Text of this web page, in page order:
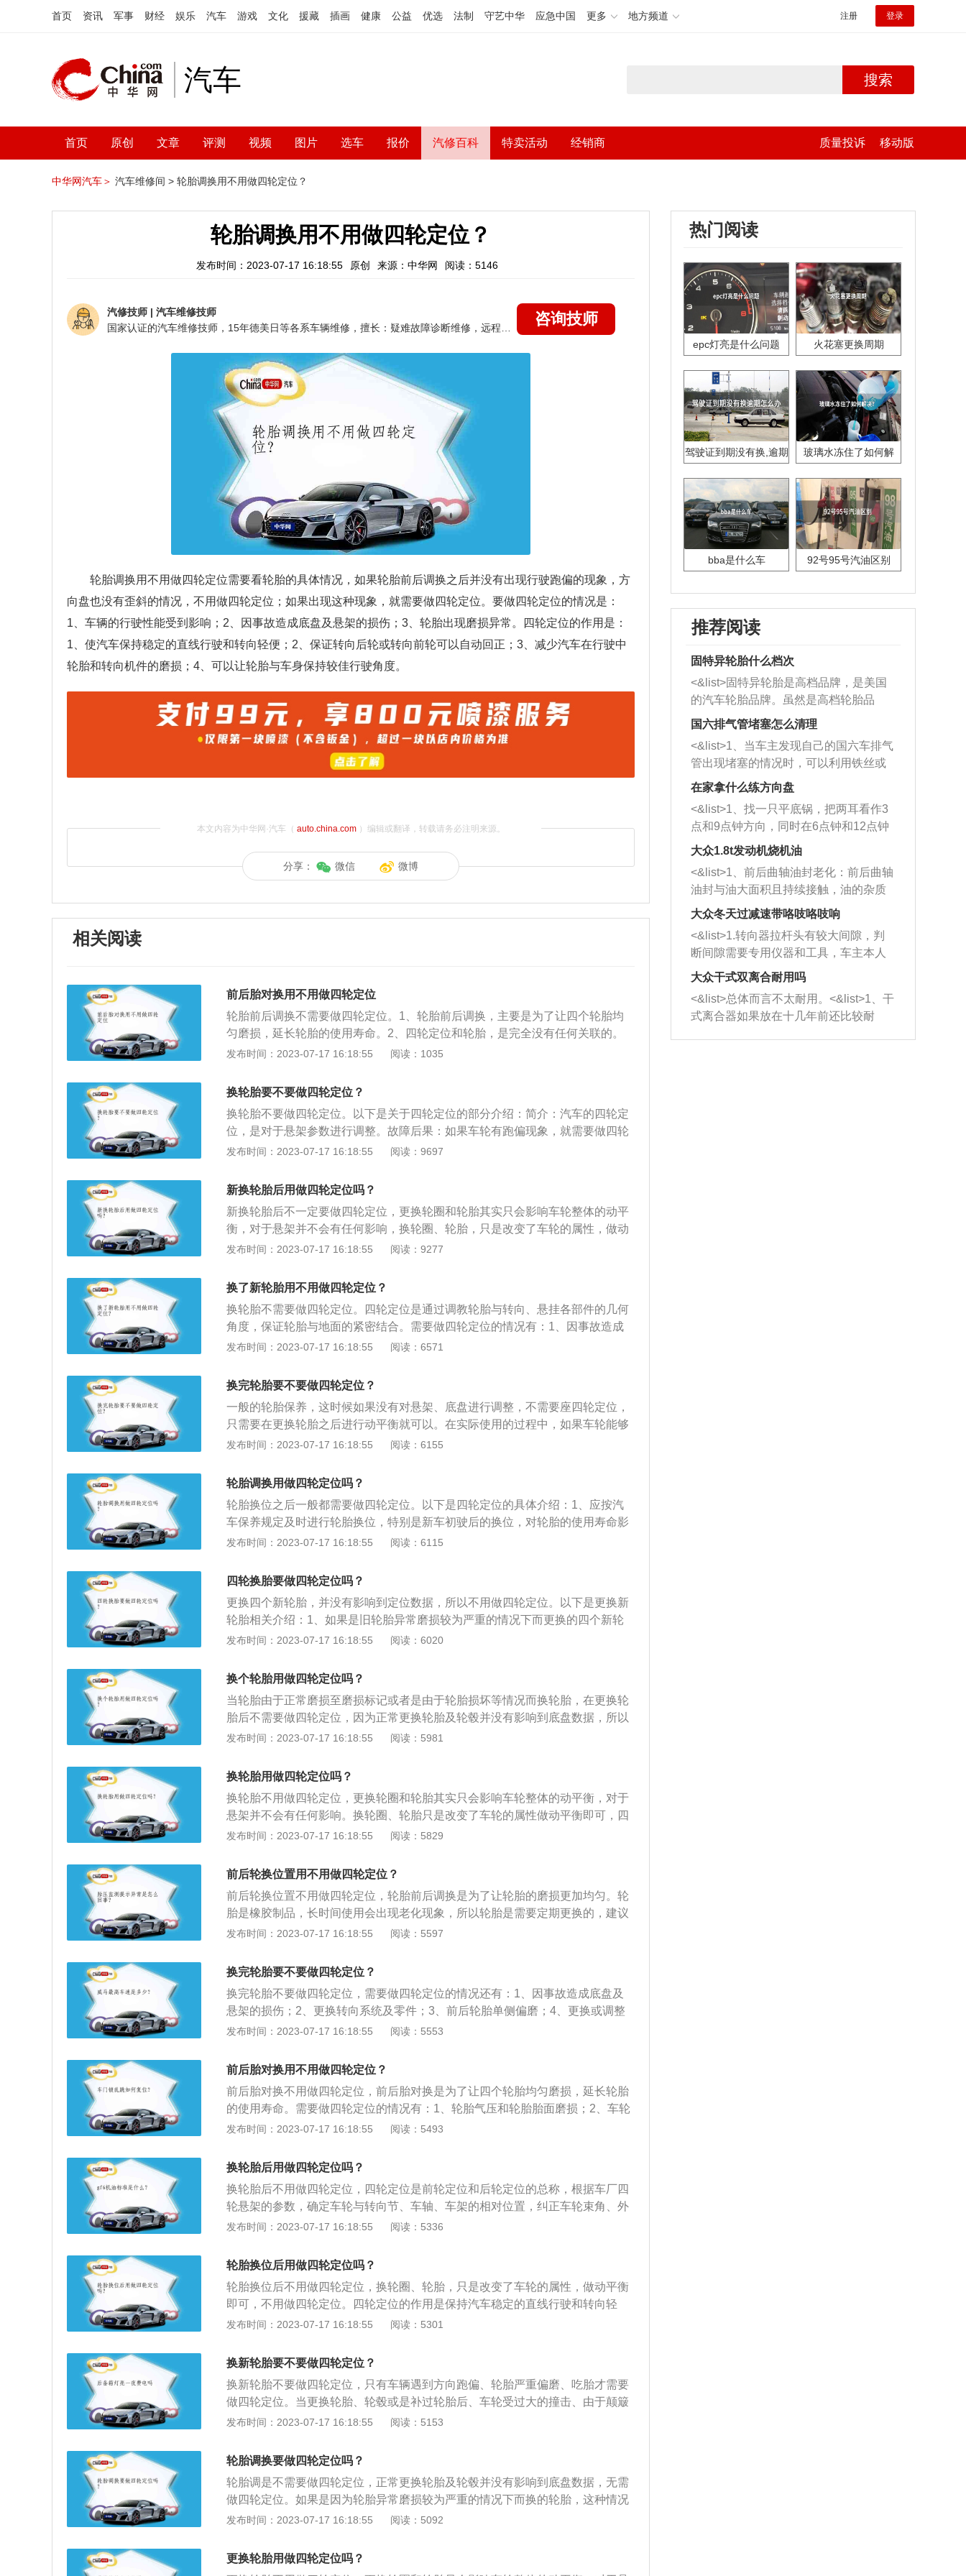
首页 资讯 军事 财经 娱乐 汽车 游戏 文化 援藏 插画 健康 公益 优选 法制 守艺中华 应急中国 更多 地方频道 注册 登录
汽车 搜索
首页 原创 文章 评测 视频 图片 选车 报价 汽修百科 特卖活动 经销商 质量投诉 移动版
中华网汽车＞ 汽车维修间 > 轮胎调换用不用做四轮定位？
轮胎调换用不用做四轮定位？
发布时间：2023-07-17 16:18:55 原创 来源：中华网 阅读：5146
汽修技师 | 汽车维修技师
咨询技师
轮胎调换用不用做四轮定位需要看轮胎的具体情况，如果轮胎前后调换之后并没有出现行驶跑偏的现象，方
向盘也没有歪斜的情况，不用做四轮定位；如果出现这种现象，就需要做四轮定位。要做四轮定位的情况是：
1、车辆的行驶性能受到影响；2、因事故造成底盘及悬架的损伤；3、轮胎出现磨损异常。四轮定位的作用是：
1、使汽车保持稳定的直线行驶和转向轻便；2、保证转向后轮或转向前轮可以自动回正；3、减少汽车在行驶中
轮胎和转向机件的磨损；4、可以让轮胎与车身保持较佳行驶角度。
本文内容为中华网·汽车（ auto.china.com）编辑或翻译，转载请务必注明来源。
分享： 微信 微博
相关阅读
前后胎对换用不用做四轮定位
轮胎前后调换不需要做四轮定位。1、轮胎前后调换，主要是为了让四个轮胎均
匀磨损，延长轮胎的使用寿命。2、四轮定位和轮胎，是完全没有任何关联的。
四轮动平衡倒是和轮胎有一定的关系。3、汽车的四轮定位，对于悬架参数进行
造成底盘及悬架的损伤，更换转向系统及零件后，直行时汽车向左或向右跑偏。
5、正常情况下，轮胎前后调换需要做四轮动平衡。而汽车的四轮动平衡，则主
要是为了保证车轮在绕轴旋转时能有一个平衡的状态。6、车轮在出厂时，由于
各种客观因素(做工，材料等)，各部位可能不是一样重的，所以车轮需要做动平
衡。7、轮胎前后调换的时候，尽量是X型对调，不要H型对调。也就是左前换右
发布时间：2023-07-17 16:18:55 阅读：1035
换轮胎要不要做四轮定位？
换轮胎不要做四轮定位。以下是关于四轮定位的部分介绍：简介：汽车的四轮定
位，是对于悬架参数进行调整。故障后果：如果车轮有跑偏现象，就需要做四轮
定位。不然在驾驶中转弯时就会受阻，是一个非常大的安全隐患。判断方法：第
明需要做四轮定位。第二个方法就是看看四个轮胎的磨损程度是不是一样。尤其
是前轮，如果出现一边磨损厉害，一边磨损不厉害，就需要做四轮定位。
发布时间：2023-07-17 16:18:55 阅读：9697
新换轮胎后用做四轮定位吗？
新换轮胎后不一定要做四轮定位，更换轮圈和轮胎其实只会影响车轮整体的动平
衡，对于悬架并不会有任何影响，换轮圈、轮胎，只是改变了车轮的属性，做动
平衡即可，而四轮定位则是悬架的属性，只要尺寸保持一致，就不用做四轮定
差、方向盘不正、啃胎严重等现象，动平衡又正常，就有可能是车的定位角度不
准确造成的，需要考虑做四轮定位。
发布时间：2023-07-17 16:18:55 阅读：9277
换了新轮胎用不用做四轮定位？
换轮胎不需要做四轮定位。四轮定位是通过调教轮胎与转向、悬挂各部件的几何
角度，保证轮胎与地面的紧密结合。需要做四轮定位的情况有：1、因事故造成
底盘及悬架的损伤。2、更换转向系统及零件。3、前后轮胎单侧偏磨。4、更换
保持直行时转向盘正直，维持直线行车。4、转向后转向盘自动归正、增加驾驶
控制感、减少燃烧消耗、减低悬挂部件耗损。
发布时间：2023-07-17 16:18:55 阅读：6571
换完轮胎要不要做四轮定位？
一般的轮胎保养，这时候如果没有对悬架、底盘进行调整，不需要座四轮定位，
只需要在更换轮胎之后进行动平衡就可以。在实际使用的过程中，如果车轮能够
正常行驶不会跑偏，同时方向盘也能够正常回位，一般都不需要进行四轮定位。
减少汽车在行驶中轮胎和转向机件的磨损。2.一般情况下，汽车的四轮定位参数
不会轻易改变，只有当汽车的车桥以及悬架系统的零件曾经被拆装，或汽车因事
故造成底盘及悬架的损伤，或者长时间行驶在非铺装路面导致悬架零部件变形等
情况时，才需要做四轮定位。3.主要的作用是通过调整括前轮前束、前轮外倾
角、后轮前束、主销内倾角等定位，确保车辆良好的可靠性和安全性。
发布时间：2023-07-17 16:18:55 阅读：6155
轮胎调换用做四轮定位吗？
轮胎换位之后一般都需要做四轮定位。以下是四轮定位的具体介绍：1、应按汽
车保养规定及时进行轮胎换位，特别是新车初驶后的换位，对轮胎的使用寿命影
响很大。因此为延长轮胎的使用寿命，应按汽车规定及时进行轮胎换位。2、四
一定的可靠性。3、轿车的转向车轮、转向节和前轴三者之间的安装具有一定的
相对位置，这种具有一定相对位置的安装叫做转向车轮定位，也称前轮定位。前
轮定位包括主销后倾(角)、主销内倾(角)、前轮外倾(角)和前轮前束四个内容。这
是对两个转向前轮而言，对两个后轮来说也同样存在与后轴之间安装的相对位
置，称后轮定位。后轮定位包括车轮外倾(角)和逐个后轮前束。这样前轮定位和
发布时间：2023-07-17 16:18:55 阅读：6115
四轮换胎要做四轮定位吗？
更换四个新轮胎，并没有影响到定位数据，所以不用做四轮定位。以下是更换新
轮胎相关介绍：1、如果是旧轮胎异常磨损较为严重的情况下而更换的四个新轮
胎，这会影响到四轮定位的数据，所以需要做四轮定位。2、四轮定位主要调整
持直线稳定性，转向回正；而调整主销内倾，也是维持稳定性，转向回正；而调
整车轮外倾，则是增大轮胎的接触面，抵消不良影响；调整前束，就是抵消车轮
外倾或者内倾所造成的不良影响。
发布时间：2023-07-17 16:18:55 阅读：6020
换个轮胎用做四轮定位吗？
当轮胎由于正常磨损至磨损标记或者是由于轮胎损坏等情况而换轮胎，在更换轮
胎后不需要做四轮定位，因为正常更换轮胎及轮毂并没有影响到底盘数据，所以
无需做四轮定位；如果是因为轮胎异常磨损较为严重的情况下而换的轮胎，这种
行时方向盘不正。2、车辆转向时，方向盘太重或无法自动回正。3、直行时需紧
握方向盘。
发布时间：2023-07-17 16:18:55 阅读：5981
换轮胎用做四轮定位吗？
换轮胎不用做四轮定位，更换轮圈和轮胎其实只会影响车轮整体的动平衡，对于
悬架并不会有任何影响。换轮圈、轮胎只是改变了车轮的属性做动平衡即可，四
轮定位指的是悬架的属性，无论换轮胎还是轮圈只要尺寸保持一致就不用做四轮
地面的紧密结合，是一种维修手段，没有出现下面的情况，没有必要定期做四轮
定位：1、更换或维修过减震、转向等系统；2、车辆发生过碰撞事故，或者出现
跑偏、转向精度变差、方向盘不正、啃胎严重等。
发布时间：2023-07-17 16:18:55 阅读：5829
前后轮换位置用不用做四轮定位？
前后轮换位置不用做四轮定位，轮胎前后调换是为了让轮胎的磨损更加均匀。轮
胎是橡胶制品，长时间使用会出现老化现象，所以轮胎是需要定期更换的，建议
车主每隔四年更换一次。四轮定位是以车辆的四轮参数为依据，通过调整以确保
直接与路面接触，和汽车悬架共同来缓和汽车行驶时所受到的冲击，保证汽车有
良好的乘坐舒适性和行驶平顺性。
发布时间：2023-07-17 16:18:55 阅读：5597
换完轮胎要不要做四轮定位？
换完轮胎不要做四轮定位，需要做四轮定位的情况还有：1、因事故造成底盘及
悬架的损伤；2、更换转向系统及零件；3、前后轮胎单侧偏磨；4、更换或调整
悬挂系统。做四轮定位的操作步骤是：1、连接电源开机；2、车轮挂标靶，标靶
正确，不正确继续调整标靶；5、点击测量，按提示操作得出测量数据；6、将总
前速车辆数据调至绿色标准范围即可。
发布时间：2023-07-17 16:18:55 阅读：5553
前后胎对换用不用做四轮定位？
前后胎对换不用做四轮定位，前后胎对换是为了让四个轮胎均匀磨损，延长轮胎
的使用寿命。需要做四轮定位的情况有：1、轮胎气压和轮胎胎面磨损；2、车轮
震动；3、车辆跑偏；4、更换轮胎；5、车辆方向盘重。换轮胎的方法是：1、将
千斤顶并且在支架末端套上摇手，以顺时针方向旋转摇手，用千斤顶将车胎升至
离开地面；3、拆除螺丝，取下轮胎进行更换即可。
发布时间：2023-07-17 16:18:55 阅读：5493
换轮胎后用做四轮定位吗？
换轮胎后不用做四轮定位，四轮定位是前轮定位和后轮定位的总称，根据车厂四
轮悬架的参数，确定车轮与转向节、车轴、车架的相对位置，纠正车轮束角、外
倾角的偏差，确保车辆行驶的稳定性，减少轮胎与各部位之间的磨损。需要做四
3、轮胎发生磨损异常；4、车桥及悬架的部件被拆下过。轮胎是汽车的重要部件
之一，其直接与路面接触，和汽车悬架共同来缓和汽车行驶时所受到的冲击。
发布时间：2023-07-17 16:18:55 阅读：5336
轮胎换位后用做四轮定位吗？
轮胎换位后不用做四轮定位，换轮圈、轮胎，只是改变了车轮的属性，做动平衡
即可，不用做四轮定位。四轮定位的作用是保持汽车稳定的直线行驶和转向轻
便，保证转向后转向轮可以自动回正，减少汽车在行驶中轮胎和转向机件的磨
和前轴三者之间具有一定的相对位置的安装，包括主销后倾、主销内倾、前轮外
倾和前轮前束四个内容；后轮定位是指两个后车轮与后轴之间具有一定相对位置
的安装，包括车轮外倾、后轮前束和推力角。
发布时间：2023-07-17 16:18:55 阅读：5301
换新轮胎要不要做四轮定位？
换新轮胎不要做四轮定位，只有车辆遇到方向跑偏、轮胎严重偏磨、吃胎才需要
做四轮定位。当更换轮胎、轮毂或是补过轮胎后、车轮受过大的撞击、由于颠簸
导致平衡块丢失等，需要对车轮做动平衡。四轮定位和保养不同，是一种维修手
依据，通过调整其主销后倾角、主销内倾角、前轮外倾角、前轮前束、后轮前束
等，使汽车四个轮胎达到一个相对平衡的状态，提高汽车在行驶中的稳定性。
发布时间：2023-07-17 16:18:55 阅读：5153
轮胎调换要做四轮定位吗？
轮胎调是不需要做四轮定位，正常更换轮胎及轮毂并没有影响到底盘数据，无需
做四轮定位。如果是因为轮胎异常磨损较为严重的情况下而换的轮胎，这种情况
影响到了底盘数据，是需要做四轮定位的。四轮定位建议去4S店做，做四轮定位
专业，数据更准确。做四轮定位需要调整大量数据，悬挂参数包括外倾角、后倾
角、前束角、主销倾角等，这些既考验操作人员的专业技术水平也与仪器设备有
发布时间：2023-07-17 16:18:55 阅读：5092
更换轮胎用做四轮定位吗？
热门阅读
epc灯亮是什么问题 火花塞更换周期
驾驶证到期没有换,逾期
玻璃水冻住了如何解
bba是什么车 92号95号汽油区别
推荐阅读
固特异轮胎什么档次
<&list>固特异轮胎是高档品牌，是美国
的汽车轮胎品牌。虽然是高档轮胎品
牌，但是中高低端的轮胎都有生产，这
也是为了更好的开拓市场。
国六排气管堵塞怎么清理
<&list>1、当车主发现自己的国六车排气
管出现堵塞的情况时，可以利用铁丝或
者是细棍，直接将杂物给取出来，如果
堵塞情况比较严重，也可以采取应急措
施。 <&list>2、直接利用木棍将所有的
杂物推到排气管里面的位置处，然后将
三元催化器拆解开，就可以将堵塞的东
西取出来。但如果是因为积碳过多引起
的堵塞，就需要将三元催化器泡在草酸
洗剂对堵塞的情况得到解决，将清洗剂
放在燃油箱中，与燃油混合后，车辆启
动时，就可以和汽油一起进入到燃烧
室，最后形成废气排出，就可以让三元
催化器得到清洗，排气管堵塞的情况就
能够得到解决。
在家拿什么练方向盘
<&list>1、找一只平底锅，把两耳看作3
点和9点钟方向，同时在6点钟和12点钟
方向做一个标记。 <&list>2、双手握住
一圈半的练习，往右同样也要打相同的
圈数。 <&list>3、最后强调要反复练
习，这样就可以形成肌肉记忆，在真实
驾驶车辆时，不需要记忆也能打好方
向。
大众1.8t发动机烧机油
<&list>1、前后曲轴油封老化：前后曲轴
油封与油大面积且持续接触，油的杂质
和发动机内持续温度变化使其密封效果
逐渐减弱，导致渗油或漏油。<&list>2、
活塞间隙过大：积碳会使活塞环与缸体
的间隙扩大，导致机油流入燃烧室中，
造成烧机油。<&list>3、机油粘度。使用
机油粘度过小的话，同样会有烧机油现
象，机油粘度过小具有很好的流动性，
大众冬天过减速带咯吱咯吱响
<&list>1.转向器拉杆头有较大间隙，判
断间隙需要专用仪器和工具，车主本人
无法制作，需要将车辆送到修理厂或4s
店；<&list>2.车辆半轴套管防尘罩破
裂，破裂后会出现漏油现象，使半轴磨
损严重，磨损的半轴容易损坏，产生异
响；<&list>3.稳定器的转向胶套和球头
大众干式双离合耐用吗
<&list>总体而言不太耐用。<&list>1、干
式离合器如果放在十几年前还比较耐